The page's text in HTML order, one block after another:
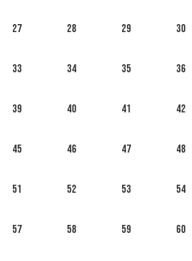
27 28 29 30
33 34 35 36
39 40 41 42
45 46 47 48
51 52 53 54
57 58 59 60